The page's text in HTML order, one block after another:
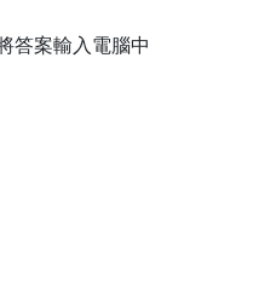
答案輸入電腦中